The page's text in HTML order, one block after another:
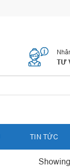
TƯ
TIN TỨC